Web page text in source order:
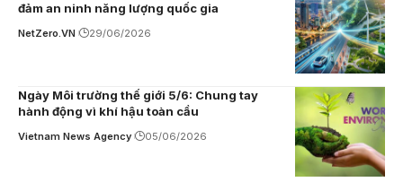
đảm an ninh năng lượng quốc gia
NetZero.VN 29/06/2026
Ngày Môi trường thế giới 5/6: Chung tay
hành động vì khí hậu toàn cầu
Vietnam News Agency 05/06/2026